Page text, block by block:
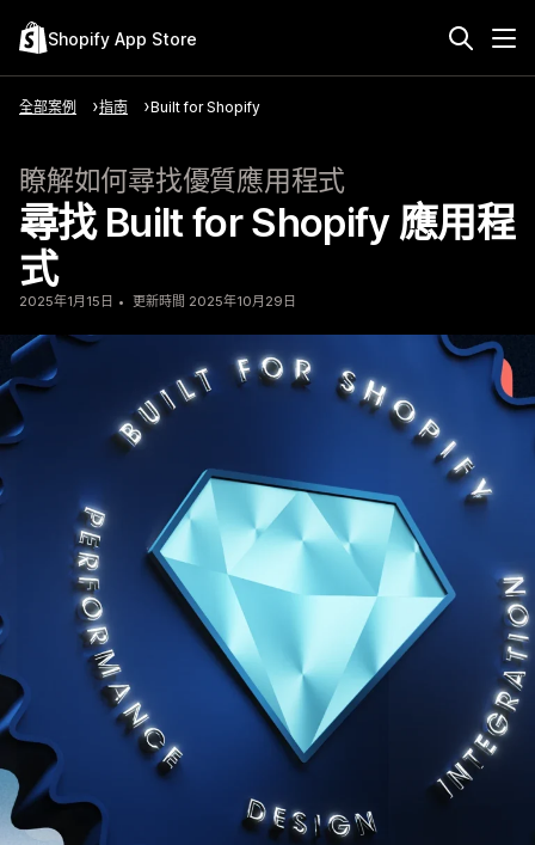
Shopify App Store
全部案例 指南 Built for Shopify
瞭解如何尋找優質應用程式
尋找 Built for Shopify 應用程
式
2025年1月15日 更新時間 2025年10月29日